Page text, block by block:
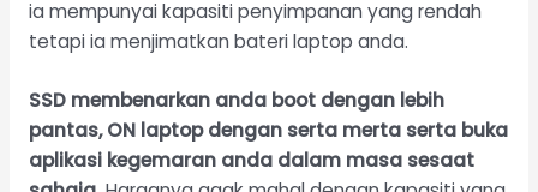
ia mempunyai kapasiti penyimpanan yang rendah
tetapi ia menjimatkan bateri laptop anda.
SSD membenarkan anda boot dengan lebih
pantas, ON laptop dengan serta merta serta buka
aplikasi kegemaran anda dalam masa sesaat